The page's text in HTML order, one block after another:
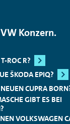
Konzern.
ROC R?
ŠKODA EPIQ?
CUPRA
GIBT ES BEI
VOLKSWAGEN